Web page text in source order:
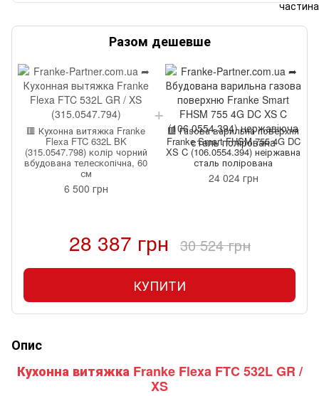
Разом дешевше
🟥 Кухонна витяжка Franke
Flexa FTC 632L BK
(315.0547.798) колір чорний
вбудована телескопічна, 60
см
6 500 грн
🟥 Газова варильна поверхня
Franke Smart FHSM 755 4G DC
XS C (106.0554.394) неіржавна
сталь полірована
24 024 грн
28 387 грн 30 524 грн
КУПИТИ
Опис
Кухонна витяжка Franke Flexa FTC 532L GR /
XS